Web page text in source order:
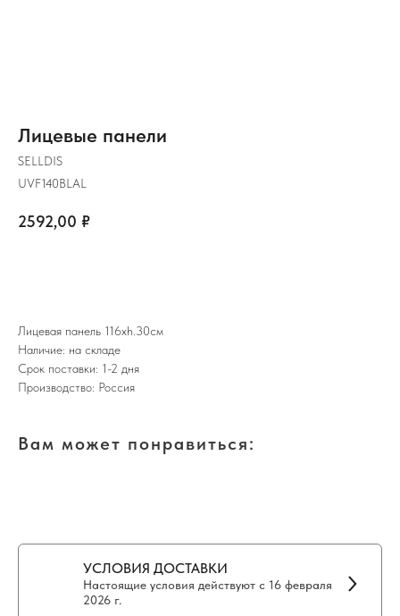
Лицевые панели
SELLDIS
UVF140BLAL
2592,00 ₽
Лицевая панель 116хh.30см
Наличие: на складе
Срок поставки: 1-2 дня
Производство: Россия
Вам может понравиться:
УСЛОВИЯ ДОСТАВКИ
Настоящие условия действуют с 16 февраля
2026 г.